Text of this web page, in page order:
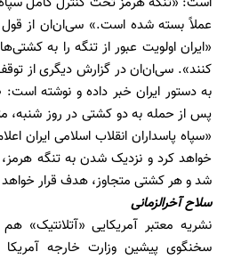
عملاً بسته شده است.» سی‌ان‌ان از قول
«ایران اولویت عبور از تنگه را به
کنند». سی‌ان‌ان در گزارش دیگری از
به دستور ایران خبر داده و نوشته است:
پس از حمله به دو کشتی در روز شنبه،
«سپاه پاسداران انقلاب اسلامی ایران
خواهد کرد و نزدیک شدن به تنگه
شد و هر کشتی متجاوز، هدف قرار
سلاح آخرالزمانی
نشریه معتبر آمریکایی «آتلانتیک»
سخنگوی پیشین وزارت خارجه